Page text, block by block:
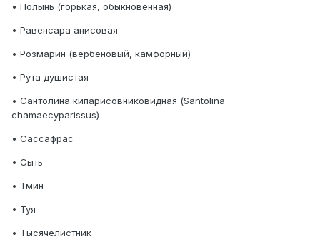
• Полынь (горькая, обыкновенная)
• Равенсара анисовая
• Розмарин (вербеновый, камфорный)
• Рута душистая
• Сантолина кипарисовниковидная (Santolina
chamaecyparissus)
• Сассафрас
• Сыть
• Тмин
• Туя
• Тысячелистник